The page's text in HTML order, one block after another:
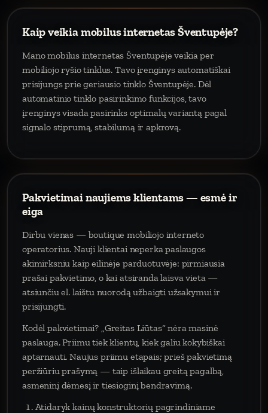
Kaip veikia mobilus internetas Šventupėje?
Mano mobilus internetas Šventupėje veikia per
mobiliojo ryšio tinklus. Tavo įrenginys automatiškai
prisijungs prie geriausio tinklo Šventupėje. Dėl
automatinio tinklo pasirinkimo funkcijos, tavo
įrenginys visada pasirinks optimalų variantą pagal
signalo stiprumą, stabilumą ir apkrovą.
Pakvietimai naujiems klientams — esmė ir
eiga
Dirbu vienas — boutique mobiliojo interneto
operatorius. Nauji klientai neperka paslaugos
akimirksniu kaip eilinėje parduotuvėje: pirmiausia
prašai pakvietimo, o kai atsiranda laisva vieta —
atsiunčiu el. laištu nuorodą užbaigti užsakymui ir
prisijungti.
Kodėl pakvietimai? „Greitas Liūtas“ nėra masinė
paslauga. Priimu tiek klientų, kiek galiu kokybiškai
aptarnauti. Naujus priimu etapais; prieš pakvietimą
peržiūriu prašymą — taip išlaikau greitą pagalbą,
asmeninį dėmesį ir tiesioginį bendravimą.
Atidaryk kainų konstruktorių pagrindiniame